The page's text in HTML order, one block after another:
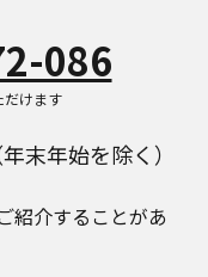
086
けます
末年始を除く）
紹介することがあ